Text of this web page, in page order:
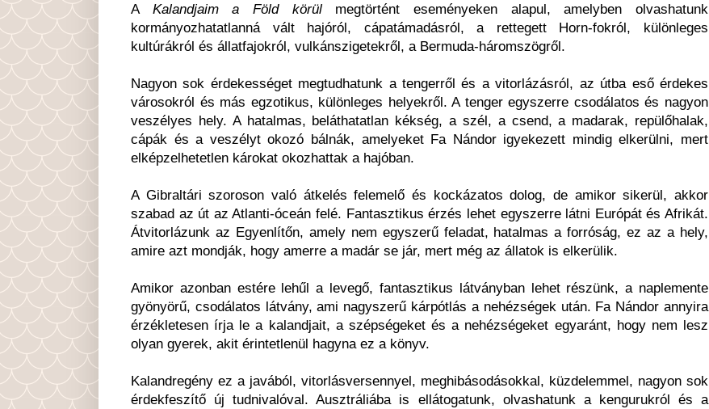
A Kalandjaim a Föld körülmegtörtént eseményeken alapul, amelyben olvashatunk
kormányozhatatlanná vált hajóról, cápatámadásról, a rettegett Horn-fokról, különleges
kultúrákról és állatfajokról, vulkánszigetekről, a Bermuda-háromszögről.
Nagyon sok érdekességet megtudhatunk a tengerről és a vitorlázásról, az útba eső érdekes
városokról és más egzotikus, különleges helyekről. A tenger egyszerre csodálatos és nagyon
veszélyes hely. A hatalmas, beláthatatlan kékség, a szél, a csend, a madarak, repülőhalak,
cápák és a veszélyt okozó bálnák, amelyeket Fa Nándor igyekezett mindig elkerülni, mert
elképzelhetetlen károkat okozhattak a hajóban.
A Gibraltári szoroson való átkelés felemelő és kockázatos dolog, de amikor sikerül, akkor
szabad az út az Atlanti-óceán felé. Fantasztikus érzés lehet egyszerre látni Európát és Afrikát.
Átvitorlázunk az Egyenlítőn, amely nem egyszerű feladat, hatalmas a forróság, ez az a hely,
amire azt mondják, hogy amerre a madár se jár, mert még az állatok is elkerülik.
Amikor azonban estére lehűl a levegő, fantasztikus látványban lehet részünk, a naplemente
gyönyörű, csodálatos látvány, ami nagyszerű kárpótlás a nehézségek után. Fa Nándor annyira
érzékletesen írja le a kalandjait, a szépségeket és a nehézségeket egyaránt, hogy nem lesz
olyan gyerek, akit érintetlenül hagyna ez a könyv.
Kalandregény ez a javából, vitorlásversennyel, meghibásodásokkal, küzdelemmel, nagyon sok
érdekfeszítő új tudnivalóval. Ausztráliába is ellátogatunk, olvashatunk a kengurukról és a